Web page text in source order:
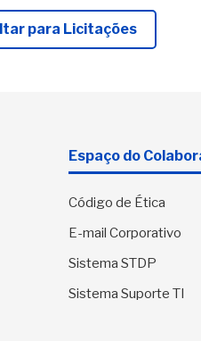
para Licitações
Espaço do
Código de Ética
E-mail Corporativo
Sistema STDP
Sistema Suporte TI